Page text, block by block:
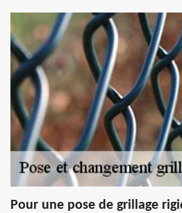
Pour une pose de grillage